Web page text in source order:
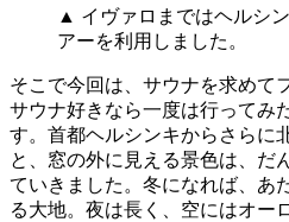
▲ イヴァロまではヘルシ
アーを利用しました。
そこで今回は、サウナを求めて
サウナ好きなら一度は行ってみ
す。首都ヘルシンキからさらに
と、窓の外に見える景色は、だ
ていきました。冬になれば、あ
る大地。夜は長く、空にはオー